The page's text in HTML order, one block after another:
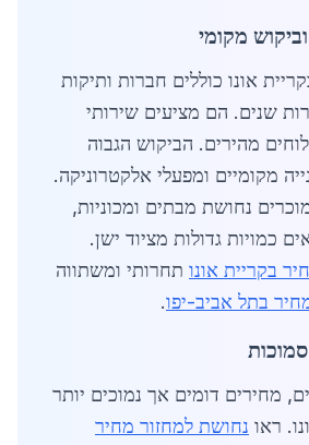
מקומי
אונו כוללים חברות ותיקות
שנים. הם מציעים שירותי
24/7 ומשלוחים מהירים. הביקוש הגבוה
מקומיים ומפעלי אלקטרוניקה.
נחושת מבתים ומכוניות,
כמויות גדולות מציוד ישן.
בקריית אונו תחרותי ומשתווה
בתל אביב-יפו.
מחירים דומים אך נמוכים יותר
נחושת למחזור מחיר